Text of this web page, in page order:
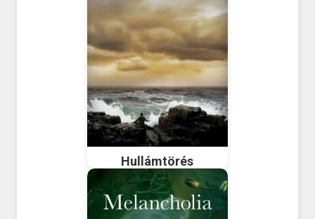
Hullámtörés